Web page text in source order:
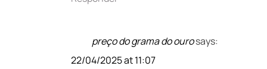
preço do grama do ourosays:
22/04/2025 at 11:07